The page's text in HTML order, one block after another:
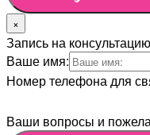
×
Запись на
Ваше имя:
Номер телефона для
Ваши вопросы и